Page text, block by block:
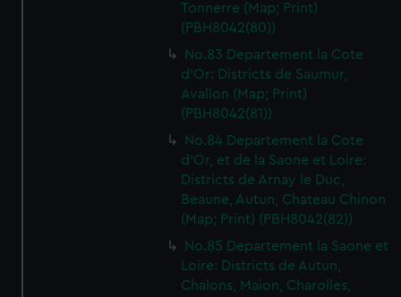
Tonnerre (Map; Print)
(PBH8042(80))
No.83 Departement la Cote
d'Or: Districts de Saumur,
Avallon (Map; Print)
(PBH8042(81))
No.84 Departement la Cote
d'Or, et de la Saone et Loire:
Districts de Arnay le Duc,
Beaune, Autun, Chateau Chinon
(Map; Print) (PBH8042(82))
No.85 Departement la Saone et
Loire: Districts de Autun,
Chalons, Maion, Charolles,